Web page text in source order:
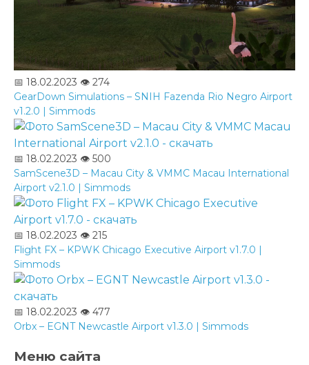
📅 18.02.2023 👁️ 274
GearDown Simulations – SNIH Fazenda Rio Negro Airport
v1.2.0 | Simmods
📅 18.02.2023 👁️ 500
SamScene3D – Macau City & VMMC Macau International
Airport v2.1.0 | Simmods
📅 18.02.2023 👁️ 215
Flight FX – KPWK Chicago Executive Airport v1.7.0 |
Simmods
📅 18.02.2023 👁️ 477
Orbx – EGNT Newcastle Airport v1.3.0 | Simmods
Меню сайта